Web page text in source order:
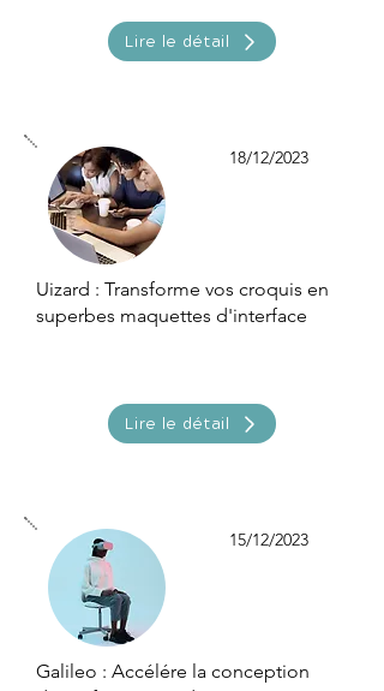
Lire le détail
18/12/2023
Uizard : Transforme vos croquis en
superbes maquettes d'interface
Lire le détail
15/12/2023
Galileo : Accélére la conception